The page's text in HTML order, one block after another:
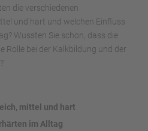
die verschiedenen
und hart und welchen Einfluss
Wussten Sie schon, dass die
Rolle bei der Kalkbildung und der
mittel und hart
im Alltag